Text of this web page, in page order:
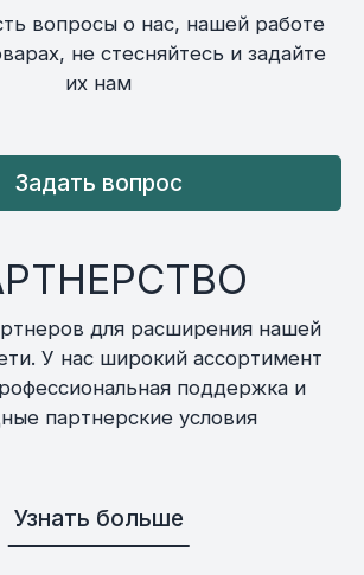
вопросы о нас, нашей работе
не стесняйтесь и задайте
их нам
Задать вопрос
для расширения нашей
У нас широкий ассортимент
поддержка и
партнерские условия
Узнать больше